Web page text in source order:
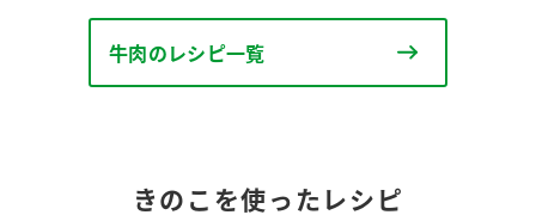
牛肉のレシピ一覧
きのこを使ったレシピ